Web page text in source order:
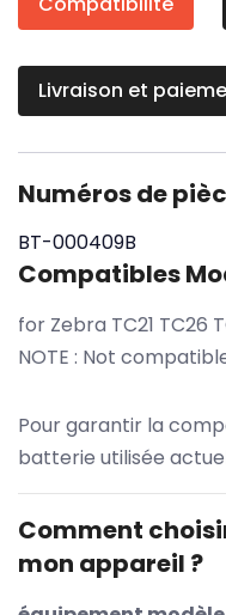
Livraison et
Numéros de
BT-000409B
Compatibles
for Zebra TC21 TC26
NOTE : Not
Pour garantir la
batterie utilisée
Comment
mon appareil ?